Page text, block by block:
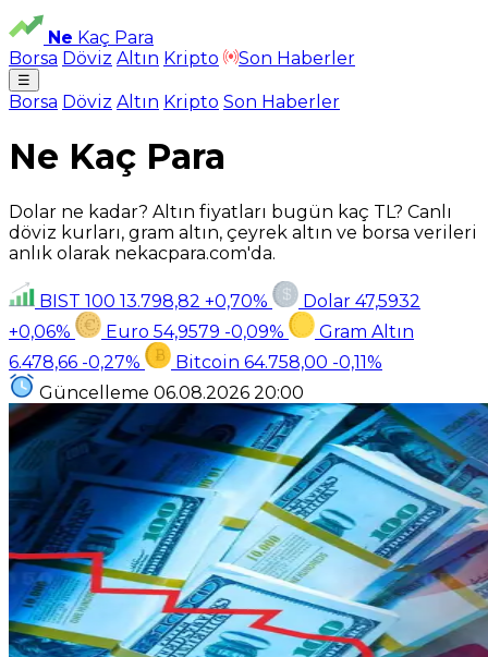
Ne Kaç Para
Borsa Döviz Altın Kripto Son Haberler
☰
Borsa Döviz Altın Kripto Son Haberler
Ne Kaç Para
Dolar ne kadar? Altın fiyatları bugün kaç TL? Canlı
döviz kurları, gram altın, çeyrek altın ve borsa verileri
anlık olarak nekacpara.com'da.
BIST 100 13.798,82 +0,70% Dolar 47,5932
+0,06%
Euro 54,9579 -0,09%
Gram Altın
6.478,66 -0,27% Bitcoin 64.758,00 -0,11%
Güncelleme 06.08.2026 20:00